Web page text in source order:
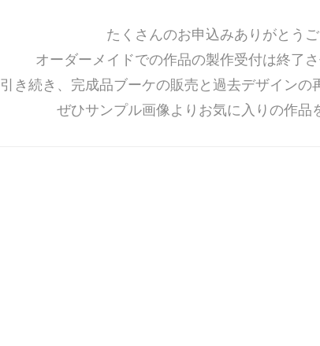
たくさんのお申込みありがとうご
オーダーメイドでの作品の製作受付は終了さ
引き続き、完成品ブーケの販売と過去デザインの
ぜひサンプル画像よりお気に入りの作品